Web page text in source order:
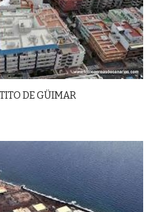
DE GÜIMAR